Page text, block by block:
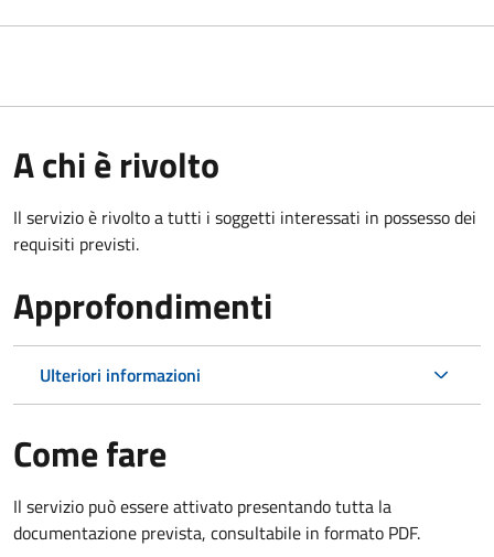
A chi è rivolto
Il servizio è rivolto a tutti i soggetti interessati in possesso dei
requisiti previsti.
Approfondimenti
Ulteriori informazioni
Come fare
Il servizio può essere attivato presentando tutta la
documentazione prevista, consultabile in formato PDF.